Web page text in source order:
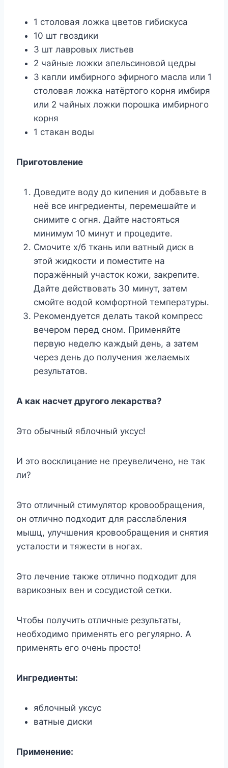
1 столовая ложка цветов гибискуса
10 шт гвоздики
3 шт лавровых листьев
2 чайные ложки апельсиновой цедры
3 капли имбирного эфирного масла или 1
столовая ложка натёртого корня имбиря
или 2 чайных ложки порошка имбирного
корня
1 стакан воды
Приготовление
Доведите воду до кипения и добавьте в
неё все ингредиенты, перемешайте и
снимите с огня. Дайте настояться
минимум 10 минут и процедите.
Смочите х/б ткань или ватный диск в
этой жидкости и поместите на
поражённый участок кожи, закрепите.
Дайте действовать 30 минут, затем
смойте водой комфортной температуры.
Рекомендуется делать такой компресс
вечером перед сном. Применяйте
первую неделю каждый день, а затем
через день до получения желаемых
результатов.
А как насчет другого лекарства?
Это обычный яблочный уксус!
И это восклицание не преувеличено, не так
ли?
Это отличный стимулятор кровообращения,
он отлично подходит для расслабления
мышц, улучшения кровообращения и снятия
усталости и тяжести в ногах.
Это лечение также отлично подходит для
варикозных вен и сосудистой сетки.
Чтобы получить отличные результаты,
необходимо применять его регулярно. А
применять его очень просто!
Ингредиенты:
яблочный уксус
ватные диски
Применение: